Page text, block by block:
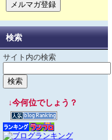
検索
サイト内の検索
↓今何位でしょう？